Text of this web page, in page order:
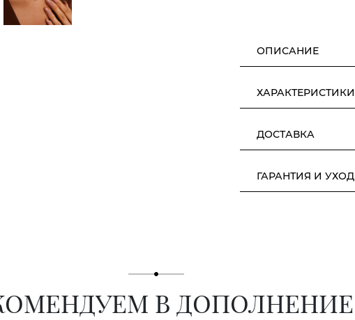
ОПИСАНИЕ
ХАРАКТЕРИСТИКИ
ДОСТАВКА
ГАРАНТИЯ И УХОД
В ДОПОЛНЕНИЕ